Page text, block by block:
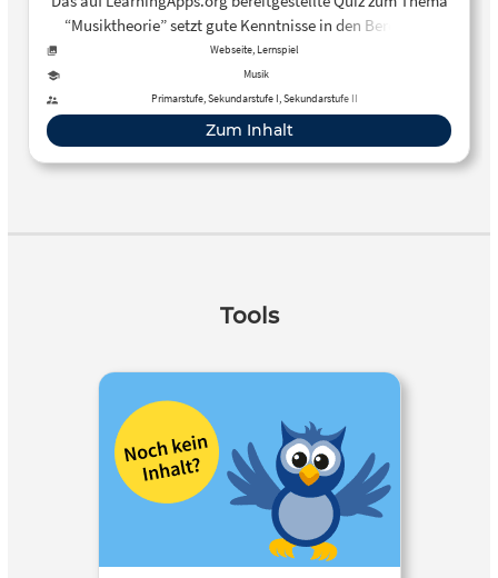
“Musiktheorie” setzt gute Kenntnisse in den Bereichen
Tonleitern & Intervalle, Akkorde & Dreiklänge,
Instrumentenkunde sowie Akustik & Fachbezeichnungen
voraus.
Webseite, Lernspiel
Musik
Primarstufe, Sekundarstufe I, Sekundarstufe II
Zum Inhalt
Tools